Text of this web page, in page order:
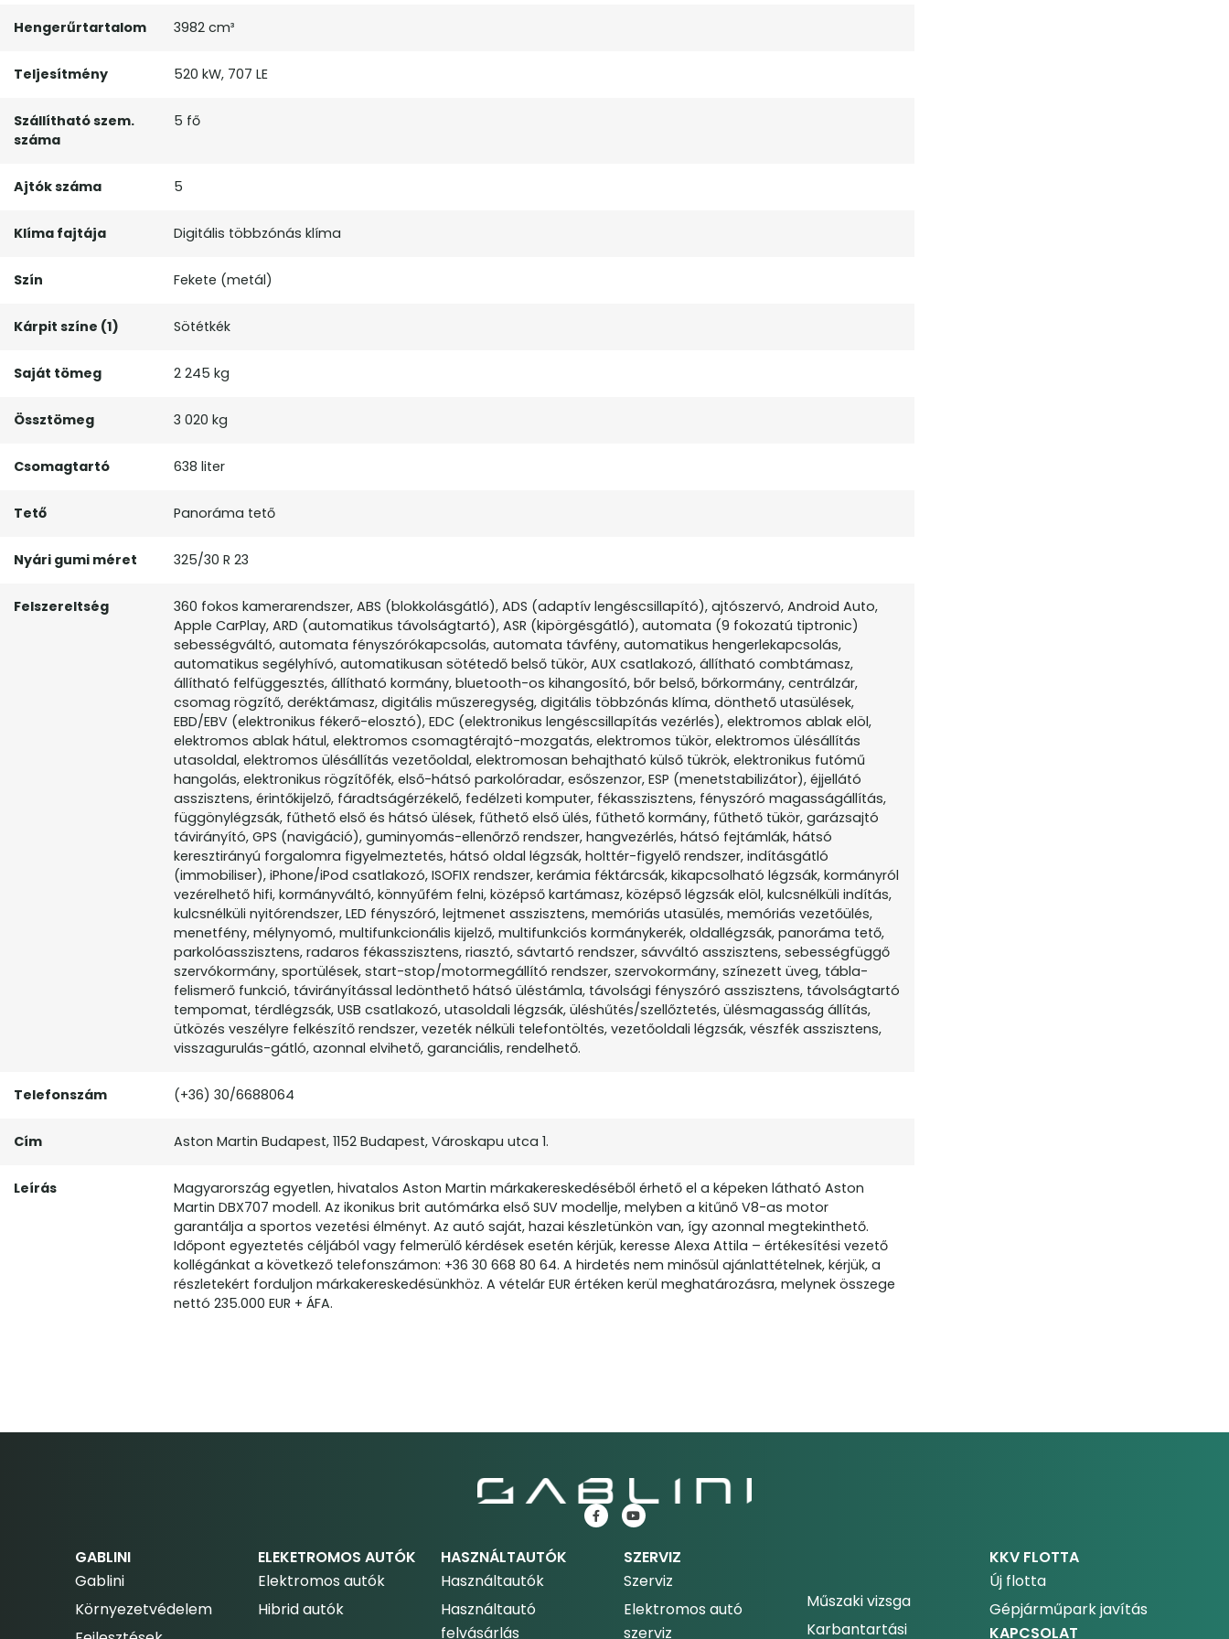
Hengerűrtartalom 3982 cm³
Teljesítmény 520 kW, 707 LE
Szállítható szem.
száma
5 fő
Ajtók száma 5
Klíma fajtája Digitális többzónás klíma
Szín Fekete (metál)
Kárpit színe (1) Sötétkék
Saját tömeg 2 245 kg
Össztömeg 3 020 kg
Csomagtartó 638 liter
Tető Panoráma tető
Nyári gumi méret 325/30 R 23
Felszereltség
360 fokos kamerarendszer, ABS (blokkolásgátló), ADS (adaptív lengéscsillapító), ajtószervó, Android Auto,
Apple CarPlay, ARD (automatikus távolságtartó), ASR (kipörgésgátló), automata (9 fokozatú tiptronic)
sebességváltó, automata fényszórókapcsolás, automata távfény, automatikus hengerlekapcsolás,
automatikus segélyhívó, automatikusan sötétedő belső tükör, AUX csatlakozó, állítható combtámasz,
állítható felfüggesztés, állítható kormány, bluetooth-os kihangosító, bőr belső, bőrkormány, centrálzár,
csomag rögzítő, deréktámasz, digitális műszeregység, digitális többzónás klíma, dönthető utasülések,
EBD/EBV (elektronikus fékerő-elosztó), EDC (elektronikus lengéscsillapítás vezérlés), elektromos ablak elöl,
elektromos ablak hátul, elektromos csomagtérajtó-mozgatás, elektromos tükör, elektromos ülésállítás
utasoldal, elektromos ülésállítás vezetőoldal, elektromosan behajtható külső tükrök, elektronikus futómű
hangolás, elektronikus rögzítőfék, első-hátsó parkolóradar, esőszenzor, ESP (menetstabilizátor), éjjellátó
asszisztens, érintőkijelző, fáradtságérzékelő, fedélzeti komputer, fékasszisztens, fényszóró magasságállítás,
függönylégzsák, fűthető első és hátsó ülések, fűthető első ülés, fűthető kormány, fűthető tükör, garázsajtó
távirányító, GPS (navigáció), guminyomás-ellenőrző rendszer, hangvezérlés, hátsó fejtámlák, hátsó
keresztirányú forgalomra figyelmeztetés, hátsó oldal légzsák, holttér-figyelő rendszer, indításgátló
(immobiliser), iPhone/iPod csatlakozó, ISOFIX rendszer, kerámia féktárcsák, kikapcsolható légzsák, kormányról
vezérelhető hifi, kormányváltó, könnyűfém felni, középső kartámasz, középső légzsák elöl, kulcsnélküli indítás,
kulcsnélküli nyitórendszer, LED fényszóró, lejtmenet asszisztens, memóriás utasülés, memóriás vezetőülés,
menetfény, mélynyomó, multifunkcionális kijelző, multifunkciós kormánykerék, oldallégzsák, panoráma tető,
parkolóasszisztens, radaros fékasszisztens, riasztó, sávtartó rendszer, sávváltó asszisztens, sebességfüggő
szervókormány, sportülések, start-stop/motormegállító rendszer, szervokormány, színezett üveg, tábla-
felismerő funkció, távirányítással ledönthető hátsó üléstámla, távolsági fényszóró asszisztens, távolságtartó
tempomat, térdlégzsák, USB csatlakozó, utasoldali légzsák, üléshűtés/szellőztetés, ülésmagasság állítás,
ütközés veszélyre felkészítő rendszer, vezeték nélküli telefontöltés, vezetőoldali légzsák, vészfék asszisztens,
visszagurulás-gátló, azonnal elvihető, garanciális, rendelhető.
Telefonszám (+36) 30/6688064
Cím Aston Martin Budapest, 1152 Budapest, Városkapu utca 1.
Leírás
Magyarország egyetlen, hivatalos Aston Martin márkakereskedéséből érhető el a képeken látható Aston
Martin DBX707 modell. Az ikonikus brit autómárka első SUV modellje, melyben a kitűnő V8-as motor
garantálja a sportos vezetési élményt. Az autó saját, hazai készletünkön van, így azonnal megtekinthető.
Időpont egyeztetés céljából vagy felmerülő kérdések esetén kérjük, keresse Alexa Attila – értékesítési vezető
kollégánkat a következő telefonszámon: +36 30 668 80 64. A hirdetés nem minősül ajánlattételnek, kérjük, a
részletekért forduljon márkakereskedésünkhöz. A vételár EUR értéken kerül meghatározásra, melynek összege
nettó 235.000 EUR + ÁFA.
GABLINI
Gablini
Környezetvédelem
ELEKETROMOS AUTÓK
Elektromos autók
Hibrid autók
HASZNÁLTAUTÓK
Használtautók
Használtautó
felvásárlás
SZERVIZ
Szerviz
Elektromos autó
szerviz
Műszaki vizsga
Karbantartási
KKV FLOTTA
Új flotta
Gépjárműpark javítás
KAPCSOLAT